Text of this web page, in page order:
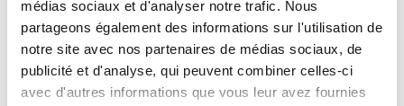
médias sociaux et d'analyser notre trafic. Nous
partageons également des informations sur l'utilisation de
notre site avec nos partenaires de médias sociaux, de
publicité et d'analyse, qui peuvent combiner celles-ci
avec d'autres informations que vous leur avez fournies
Expérience :
Processus